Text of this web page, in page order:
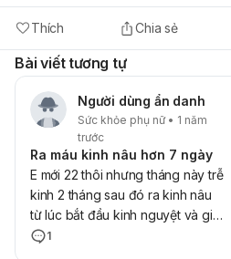
Thích Chia sẻ
Bài viết tương tự
Người dùng ẩn danh
Sức khỏe phụ nữ • 1 năm
trước
Ra máu kinh nâu hơn 7 ngày
E mới 22 thôi nhưng tháng này trễ
kinh 2 tháng sau đó ra kinh nâu
từ lúc bắt đầu kinh nguyệt và giờ
là hơn 7 ngày vẫn ra kinh nâu , 10
1